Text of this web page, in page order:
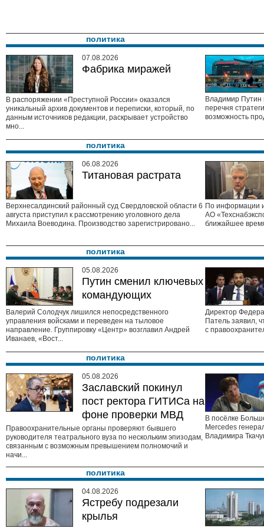
политика
07.08.2026
Фабрика миражей
В распоряжении «Преступной России» оказался
уникальный архив документов и переписки, который, по
данным источников редакции, раскрывает устройство
мно...
Владимир Путин
перечня
возможность
политика
06.08.2026
Титановая растрата
Верхнесалдинский районный суд Свердловской области 6
августа приступил к рассмотрению уголовного дела
Михаила Воеводина. Производство зарегистрировано...
По информации
АО
ближайшее
политика
05.08.2026
Путин сменил ключевых
командующих
Валерий Солодчук лишился непосредственного
управления войсками и переведен на тыловое
направление. Группировку «Центр» возглавил Андрей
Иванаев, «Вост...
Директор
Патель заявил,
с
политика
05.08.2026
Заславский покинул
пост ректора ГИТИСа на
фоне проверки МВД
Правоохранительные органы проверяют бывшего
руководителя театрального вуза по нескольким эпизодам,
связанным с возможным превышением полномочий и
начи...
В посёлке
Mercedes
Владимира
политика
04.08.2026
Ястребу подрезали
крылья